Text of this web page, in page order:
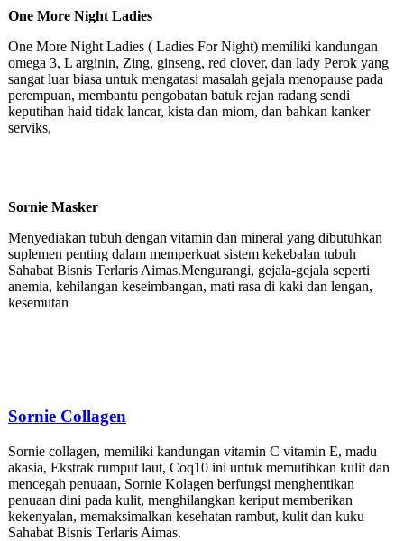
One More Night Ladies
One More Night Ladies ( Ladies For Night) memiliki kandungan
omega 3, L arginin, Zing, ginseng, red clover, dan lady Perok yang
sangat luar biasa untuk mengatasi masalah gejala menopause pada
perempuan, membantu pengobatan batuk rejan radang sendi
keputihan haid tidak lancar, kista dan miom, dan bahkan kanker
serviks,
Sornie Masker
Menyediakan tubuh dengan vitamin dan mineral yang dibutuhkan
suplemen penting dalam memperkuat sistem kekebalan tubuh
Sahabat Bisnis Terlaris Aimas.Mengurangi, gejala-gejala seperti
anemia, kehilangan keseimbangan, mati rasa di kaki dan lengan,
kesemutan
Sornie Collagen
Sornie collagen, memiliki kandungan vitamin C vitamin E, madu
akasia, Ekstrak rumput laut, Coq10 ini untuk memutihkan kulit dan
mencegah penuaan, Sornie Kolagen berfungsi menghentikan
penuaan dini pada kulit, menghilangkan keriput memberikan
kekenyalan, memaksimalkan kesehatan rambut, kulit dan kuku
Sahabat Bisnis Terlaris Aimas.